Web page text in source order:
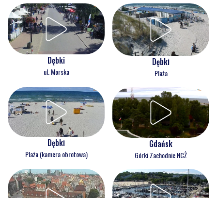
Dębki
ul. Morska
Dębki
Plaża
Dębki
Plaża (kamera obrotowa)
Gdańsk
Górki Zachodnie NCŻ